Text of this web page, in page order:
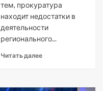
тем, прокуратура
находит недостатки в
деятельности
регионального...
Читать далее